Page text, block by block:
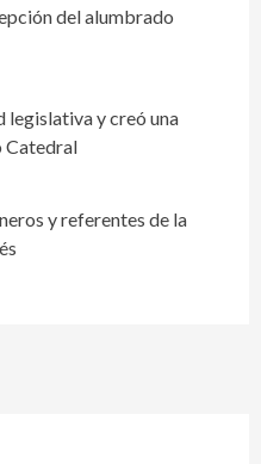
del alumbrado
legislativa y creó una
Catedral
y referentes de la